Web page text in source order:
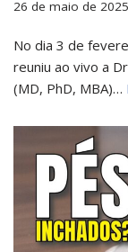
26 de maio de 2025
No dia 3 de
reuniu ao vivo a
(MD, PhD, MBA)…